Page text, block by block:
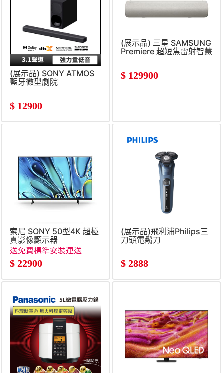
(展示品) SONY ATMOS
藍牙微型劇院
$ 12900
(展示品) 三星 SAMSUNG
Premiere 超短焦雷射智慧
投影機
$ 129900
索尼 SONY 50型4K 超極
真影像顯示器
送免費標準安裝運送
$ 22900
(展示品)飛利浦Philips三
刀頭電鬍刀
$ 2888